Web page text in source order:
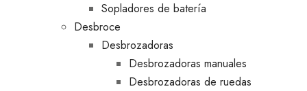
Sopladores de batería
Desbroce
Desbrozadoras
Desbrozadoras manuales
Desbrozadoras de ruedas